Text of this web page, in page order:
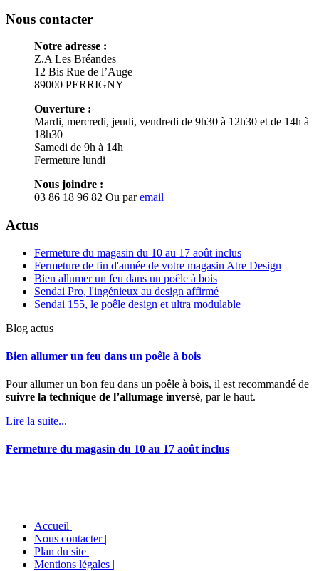
Nous contacter
Notre adresse :
Z.A Les Bréandes
12 Bis Rue de l’Auge
89000 PERRIGNY
Ouverture :
Mardi, mercredi, jeudi, vendredi de 9h30 à 12h30 et de 14h à
18h30
Samedi de 9h à 14h
Fermeture lundi
Nous joindre :
03 86 18 96 82 Ou paremail
Actus
Fermeture du magasin du 10 au 17 août inclus
Fermeture de fin d'année de votre magasin Atre Design
Bien allumer un feu dans un poêle à bois
Sendai Pro, l'ingénieux au design affirmé
Sendai 155, le poêle design et ultra modulable
Blog actus
Bien allumer un feu dans un poêle à bois
Pour allumer un bon feu dans un poêle à bois, il est recommandé de
suivre la technique de l’allumage inversé, par le haut.
Lire la suite...
Fermeture du magasin du 10 au 17 août inclus
Accueil |
Nous contacter |
Plan du site |
Mentions légales |